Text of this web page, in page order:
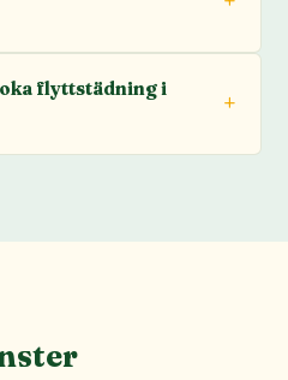
flyttstädning i